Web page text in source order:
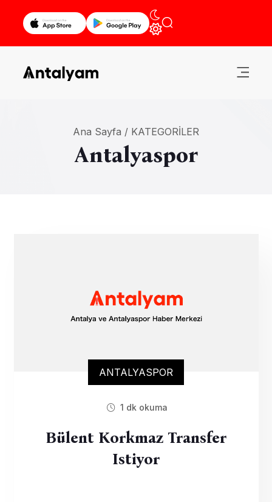
Ana Sayfa / KATEGORILER
Antalyaspor
ANTALYASPOR
1 dk okuma
Bülent Korkmaz Transfer
Istiyor